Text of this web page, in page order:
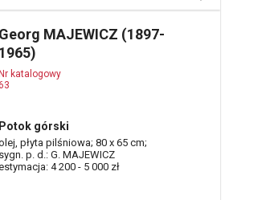
Georg MAJEWICZ (1897-
1965)
Nr katalogowy
Potok górski
płyta pilśniowa; 80 x 65 cm;
sygn. p. d.: G. MAJEWICZ
4 200 - 5 000 zł